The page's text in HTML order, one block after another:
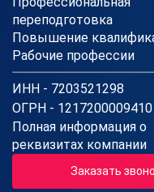
переподготовка
Повышение
Рабочие профессии
ИНН - 7203521298
ОГРН - 1217200009410
Полная информация о
реквизитах компании
Заказать